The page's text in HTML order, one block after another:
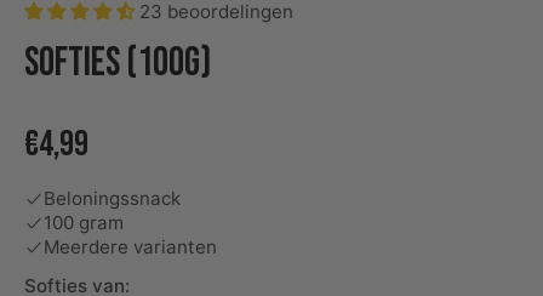
23 beoordelingen
Softies (100g)
€4,99
Beloningssnack
100 gram
Meerdere varianten
Softies van: